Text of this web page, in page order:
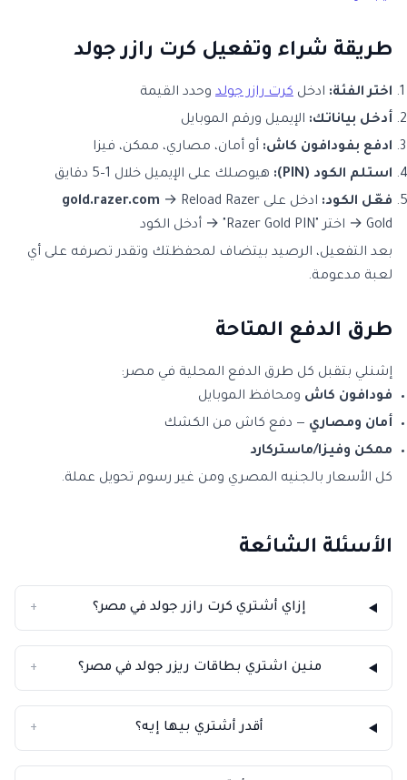
طريقة شراء وتفعيل كرت رازر جولد
اختر الفئة: ادخل كرت رازر جولد وحدد القيمة
أدخل بياناتك: الإيميل ورقم الموبايل
ادفع بفودافون كاش: أو أمان، مصاري، ممكن، فيزا
استلم الكود (PIN):
هيوصلك على الإيميل خلال 1–5 دقايق
فعّل الكود: ادخل على gold.razer.com → Reload Razer
Gold → اختر "Razer Gold PIN" → أدخل الكود
بعد التفعيل، الرصيد بيتضاف لمحفظتك وتقدر تصرفه على أي
لعبة مدعومة.
طرق الدفع المتاحة
إشنلي بتقبل كل طرق الدفع المحلية في مصر:
فودافون كاش ومحافظ الموبايل
أمان ومصاري — دفع كاش من الكشك
ممكن وفيزا/ماستركارد
كل الأسعار بالجنيه المصري ومن غير رسوم تحويل عملة.
الأسئلة الشائعة
إزاي أشتري كرت رازر جولد في مصر؟ +
منين اشتري بطاقات ريزر جولد في مصر؟ +
أقدر أشتري بيها إيه؟ +